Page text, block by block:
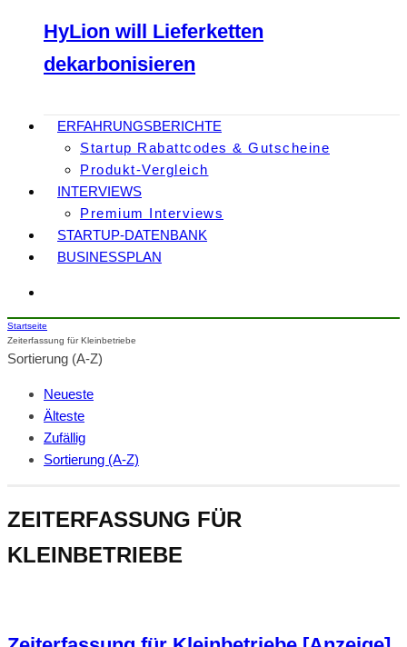
HyLion will Lieferketten
dekarbonisieren
ERFAHRUNGSBERICHTE
Startup Rabattcodes & Gutscheine
Produkt-Vergleich
INTERVIEWS
Premium Interviews
STARTUP-DATENBANK
BUSINESSPLAN
Startseite
Zeiterfassung für Kleinbetriebe
Sortierung (A-Z)
Neueste
Älteste
Zufällig
Sortierung (A-Z)
ZEITERFASSUNG FÜR
KLEINBETRIEBE